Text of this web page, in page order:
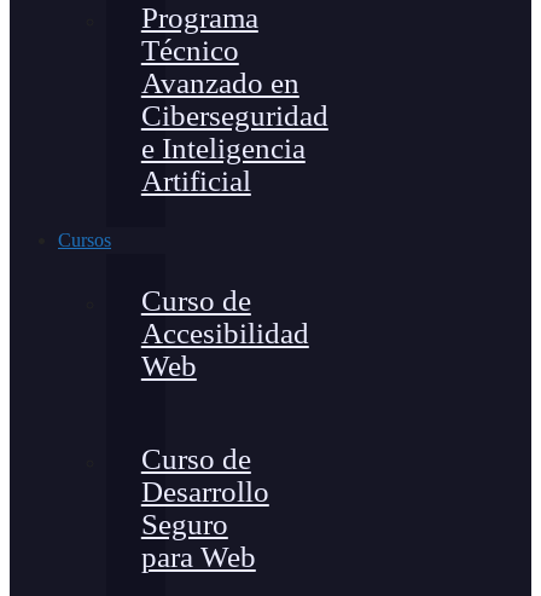
Programa
Técnico
Avanzado en
Ciberseguridad
e Inteligencia
Artificial
Cursos
Curso de
Accesibilidad
Web
Curso de
Desarrollo
Seguro
para Web